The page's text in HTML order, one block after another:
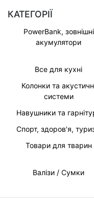
КАТЕГОРІЇ
PowerBank, зовнішні
акумулятори
Все для кухні
Колонки та
системи
Навушники та
Спорт, здоров'я,
Товари для тварин
Валізи / Сумки